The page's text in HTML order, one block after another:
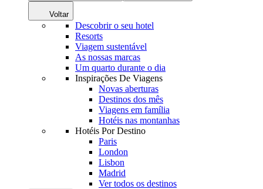
Voltar
Descobrir o seu hotel
Resorts
Viagem sustentável
As nossas marcas
Um quarto durante o dia
Inspirações De Viagens
Novas aberturas
Destinos dos mês
Viagens em família
Hotéis nas montanhas
Hotéis Por Destino
Paris
London
Lisbon
Madrid
Ver todos os destinos